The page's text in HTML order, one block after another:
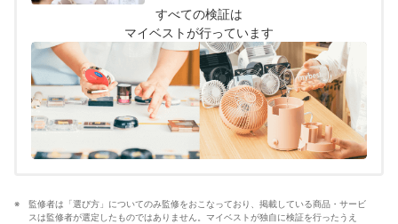
すべての検証は
マイベストが行っています
監修者は「選び方」についてのみ監修をおこなっており、掲載している商品・サービ
スは監修者が選定したものではありません。マイベストが独自に検証を行ったうえ